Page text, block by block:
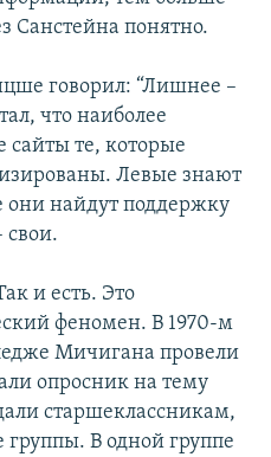
Санстейна понятно.
говорил: “Лишнее –
что наиболее
те, которые
Левые знают
они найдут поддержку
свои.
и есть. Это
феномен. В 1970-м
Мичигана провели
опросник на тему
старшеклассникам,
В одной группе